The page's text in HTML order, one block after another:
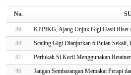
No.
89
KPPIKG, Ajang Unjuk Gigi Hasil Riset
88
Scaling Gigi Dianjurkan 6 Bulan Sekali,
87
Perlukah Si Kecil Menggunakan
86
Jangan Sembarangan Memakai Perapi